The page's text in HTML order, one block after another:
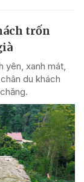
trốn
yên, xanh mát,
du khách